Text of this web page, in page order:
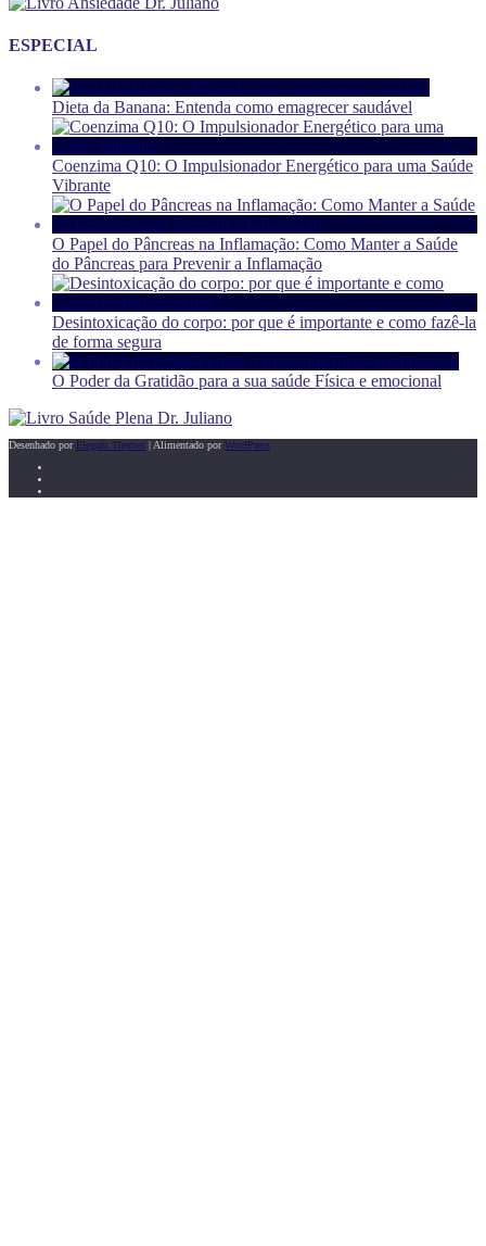
ESPECIAL
Dieta da Banana: Entenda como emagrecer saudável
Coenzima Q10: O Impulsionador Energético para uma Saúde
Vibrante
O Papel do Pâncreas na Inflamação: Como Manter a Saúde
do Pâncreas para Prevenir a Inflamação
Desintoxicação do corpo: por que é importante e como fazê-la
de forma segura
O Poder da Gratidão para a sua saúde Física e emocional
Desenhado por Elegant Themes | Alimentado porWordPress